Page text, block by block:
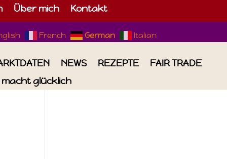
Über mich Kontakt
French German Italian
NEWS REZEPTE
FAIR TRADE
macht glücklich